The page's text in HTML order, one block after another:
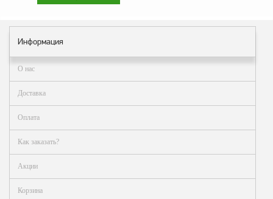
Информация
О нас
Доставка
Оплата
Как заказать?
Акции
Корзина